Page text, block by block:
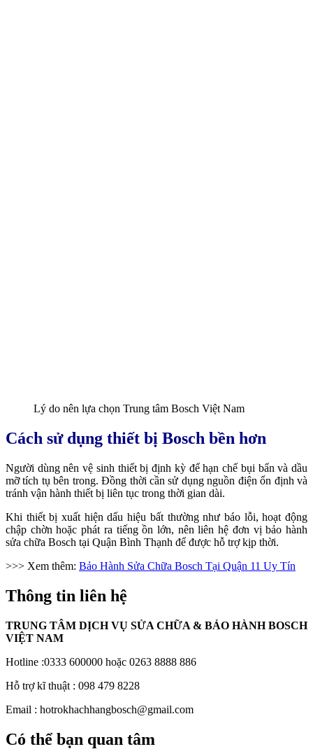
Lý do nên lựa chọn Trung tâm Bosch Việt Nam
Cách sử dụng thiết bị Bosch bền hơn
Người dùng nên vệ sinh thiết bị định kỳ để hạn chế bụi bẩn và dầu
mỡ tích tụ bên trong. Đồng thời cần sử dụng nguồn điện ổn định và
tránh vận hành thiết bị liên tục trong thời gian dài.
Khi thiết bị xuất hiện dấu hiệu bất thường như báo lỗi, hoạt động
chập chờn hoặc phát ra tiếng ồn lớn, nên liên hệ đơn vị bảo hành
sửa chữa Bosch tại Quận Bình Thạnh để được hỗ trợ kịp thời.
>>> Xem thêm: Bảo Hành Sửa Chữa Bosch Tại Quận 11 Uy Tín
Thông tin liên hệ
TRUNG TÂM DỊCH VỤ SỬA CHỮA & BẢO HÀNH BOSCH
VIỆT NAM
Hotline :0333 600000 hoặc 0263 8888 886
Hỗ trợ kĩ thuật : 098 479 8228
Email : hotrokhachhangbosch@gmail.com
Có thể bạn quan tâm